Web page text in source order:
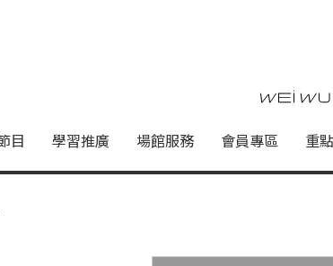
術文化中心
。 衛
目 學習推廣 場館服務 會員專區 重
要內容區。